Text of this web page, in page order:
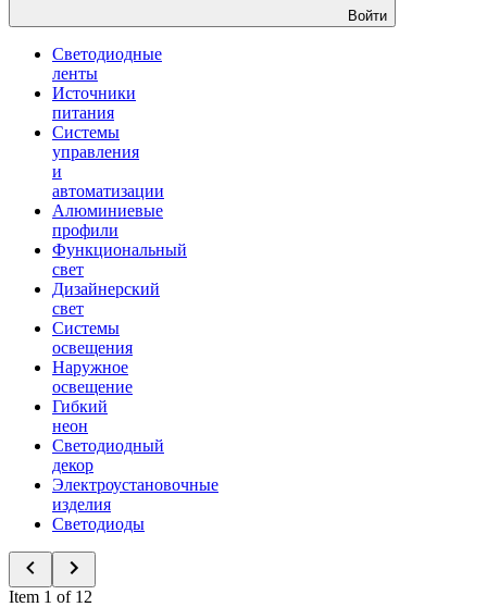
Войти
Светодиодные
ленты
Источники
питания
Системы
управления
и
автоматизации
Алюминиевые
профили
Функциональный
свет
Дизайнерский
свет
Системы
освещения
Наружное
освещение
Гибкий
неон
Светодиодный
декор
Электроустановочные
изделия
Светодиоды
Item 1 of 12